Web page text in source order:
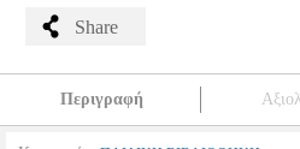
Share
Περιγραφή